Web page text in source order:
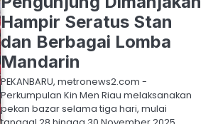
Hampir Seratus Stan
dan Berbagai Lomba
Mandarin
PEKANBARU, metronews2.com -
Perkumpulan Kin Men Riau melaksanakan
pekan bazar selama tiga hari, mulai